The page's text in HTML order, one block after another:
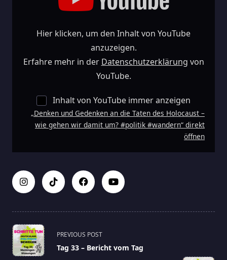
Um?
#politik
Hier klicken, um den Inhalt von YouTube
anzuzeigen.
Erfahre mehr in der Datenschutzerklärung von
YouTube.
Inhalt von YouTube immer anzeigen
„Denken und Gedenken an die Taten des Holocaust –
wie gehen wir damit um? #politik #wandern“ direkt
öffnen
<span
class="nav-
subtitle
PREVIOUS POST
Tag 33 – Bericht vom Tag